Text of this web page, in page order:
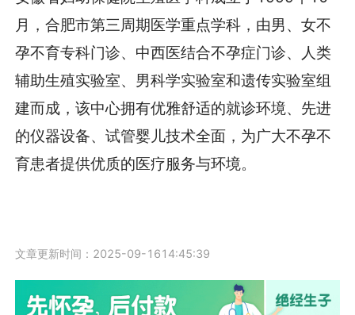
月，合肥市第三周期医学重点学科，由男、女不
孕不育专科门诊、中西医结合不孕症门诊、人类
辅助生殖实验室、男科学实验室和遗传实验室组
建而成，该中心拥有优雅舒适的就诊环境、先进
的仪器设备、试管婴儿技术全面，为广大不孕不
育患者提供优质的医疗服务与环境。
文章更新时间：2025-09-1614:45:39